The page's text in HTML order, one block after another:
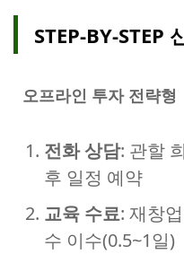
STEP‑BY‑STEP
오프라인 투자 전략형
전화 상담: 관할
후 일정 예약
교육 수료: 재창
수 이수(0.5~1일)